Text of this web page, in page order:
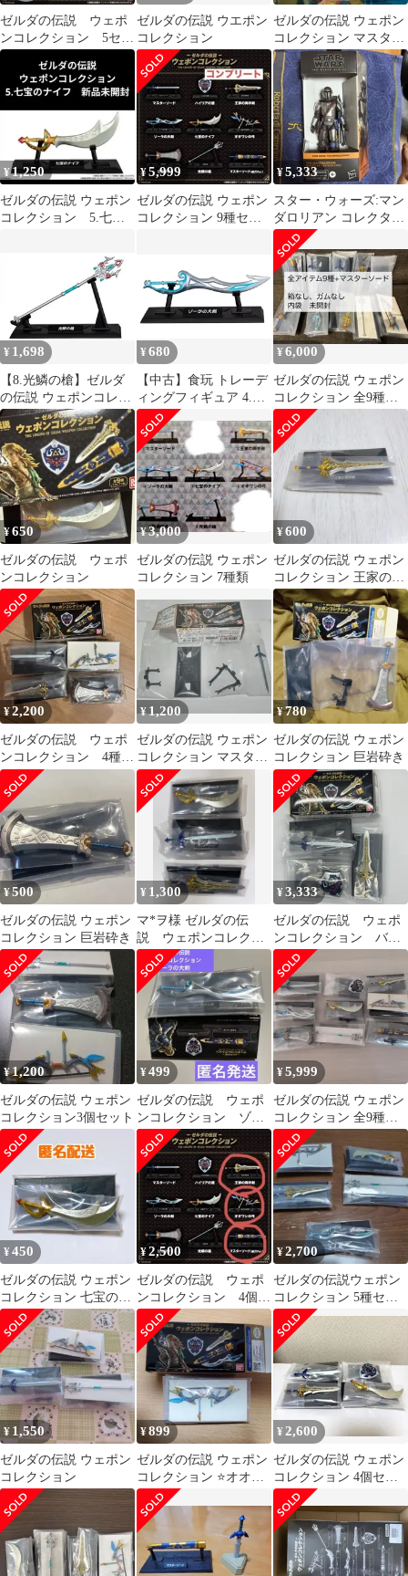
ゼルダの伝説 ウェポ
ンコレクション 5セッ
ト
ゼルダの伝説 ウエポン
コレクション
ゼルダの伝説 ウェポン
コレクション マスター
ソード ハイリアの盾
¥1,250
ゼルダの伝説 ウェポン
コレクション 5.七宝
¥5,999
ゼルダの伝説 ウェポン
コレクション 9種セッ
¥5,333
スター・ウォーズ:マン
ダロリアン コレクタブ
ル 15 cm アクションフ
ィギュア
¥ 1,698
【8.光鱗の槍】ゼルダ
の伝説 ウェポンコレク
ション
¥680
【中古】食玩 トレーデ
ィングフィギュア 4.ゾ
ーラの大剣 「ゼルダの
伝説 ウェポンコレクシ
ョン」
¥6,000
ゼルダの伝説 ウェポン
コレクション 全9種セ
ット
¥650
ゼルダの伝説 ウェポ
ンコレクション
¥3,000
ゼルダの伝説 ウェポン
コレクション 7種類
¥600
ゼルダの伝説 ウェポン
コレクション 王家の両
手剣
¥2,200
ゼルダの伝説 ウェポ
ンコレクション 4種セ
ット マスターソードあ
り
¥1,200
ゼルダの伝説 ウェポン
コレクション マスター
ソード
¥780
ゼルダの伝説 ウェポン
コレクション 巨岩砕き
¥500
ゼルダの伝説 ウェポン
コレクション 巨岩砕き
¥ 1,300
マ*ヲ様 ゼルダの伝
説 ウェポンコレクシ
ョン 新品 未開封
まとめ売り
¥3,333
ゼルダの伝説 ウェポ
ンコレクション バン
ダイ
¥1,200
ゼルダの伝説 ウェポン
コレクション3個セット
¥499
ゼルダの伝説 ウェポ
ンコレクション ゾー
ラの大剣
¥5,999
ゼルダの伝説 ウェポン
コレクション 全9種コ
ンプセット
¥450
ゼルダの伝説 ウェポン
コレクション 七宝のナ
イフ
¥2,500
ゼルダの伝説 ウェポ
ンコレクション 4個セ
ット（レアあり）
¥2,700
ゼルダの伝説ウェポン
コレクション 5種セッ
ト
¥ 1,550
ゼルダの伝説 ウェポン
コレクション
¥899
ゼルダの伝説 ウェポン
コレクション ⭐オオワ
シの弓
¥2,600
ゼルダの伝説 ウェポン
コレクション 4個セッ
ト